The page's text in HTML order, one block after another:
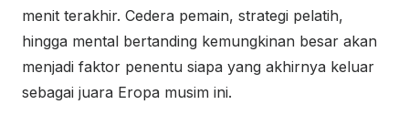
menit terakhir. Cedera pemain, strategi pelatih,
hingga mental bertanding kemungkinan besar akan
menjadi faktor penentu siapa yang akhirnya keluar
sebagai juara Eropa musim ini.